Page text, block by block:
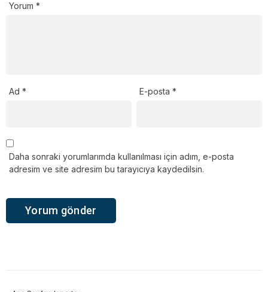
Yorum *
Ad * E-posta*
Daha sonraki yorumlarımda kullanılması için adım, e-posta
adresim ve site adresim bu tarayıcıya kaydedilsin.